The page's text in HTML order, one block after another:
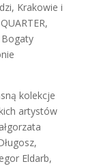
Krakowie i
Bogaty
kolekcje
artystów
Eldarb,